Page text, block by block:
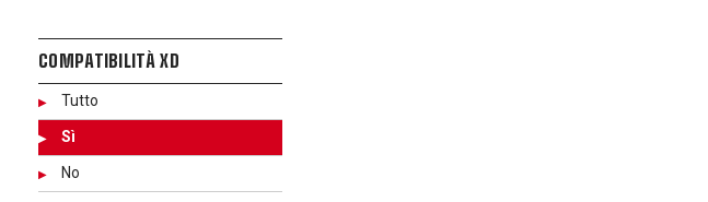
COMPATIBILITÀ XD
Tutto
Sì
No